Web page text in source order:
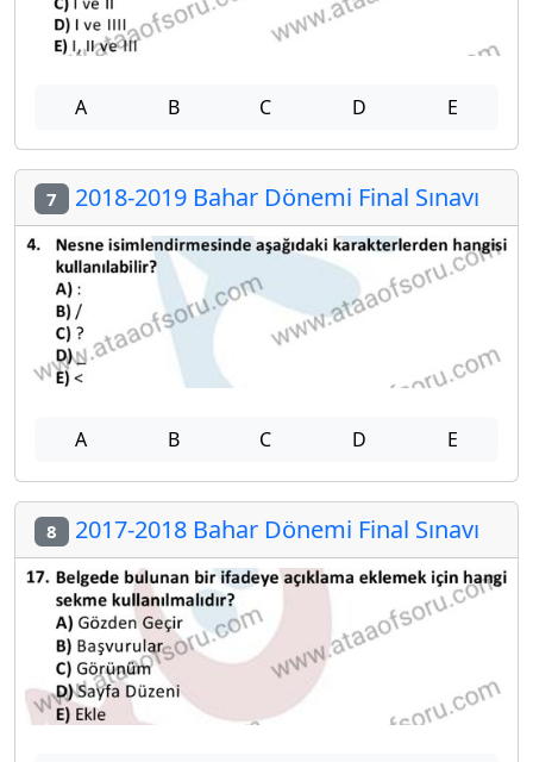
A B C D E
7 2018-2019 Bahar Dönemi Final Sınavı
A B C D E
8 2017-2018 Bahar Dönemi Final Sınavı